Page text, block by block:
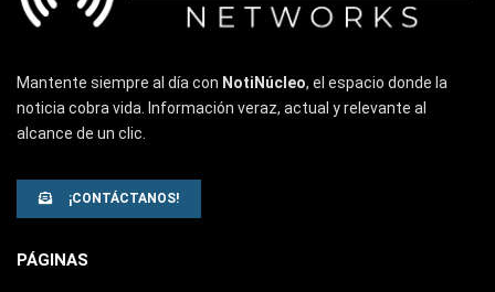
Mantente siempre al día con NotiNúcleo, el espacio donde la
noticia cobra vida. Información veraz, actual y relevante al
alcance de un clic.
¡CONTÁCTANOS!
PÁGINAS